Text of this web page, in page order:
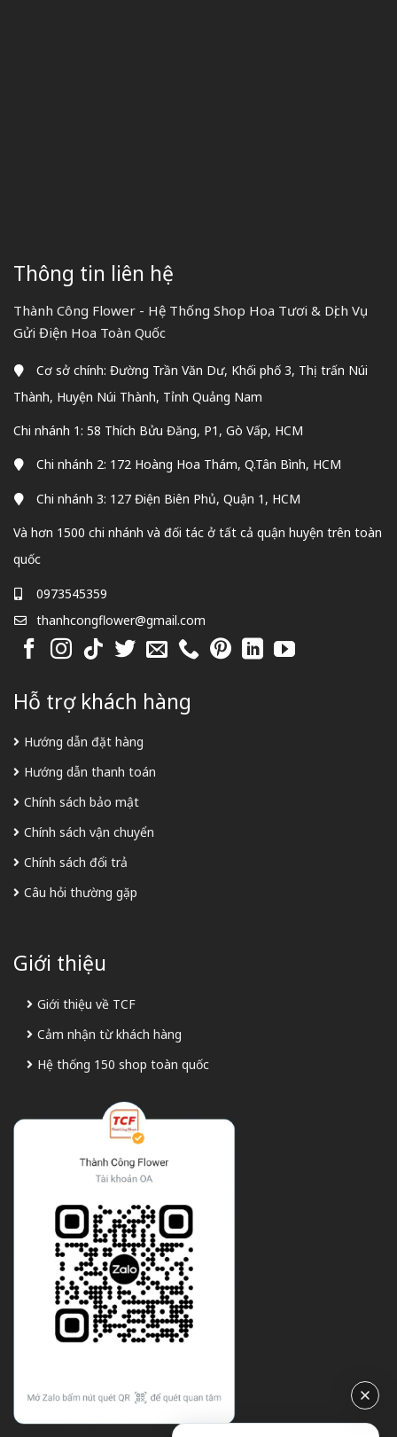
Thông tin liên hệ
Thành Công Flower - Hệ Thống Shop Hoa Tươi & Dịch Vụ
Gửi Điện Hoa Toàn Quốc
Cơ sở chính: Đường Trần Văn Dư, Khối phố 3, Thị trấn Núi
Thành, Huyện Núi Thành, Tỉnh Quảng Nam
Chi nhánh 1: 58 Thích Bửu Đăng, P1, Gò Vấp, HCM
Chi nhánh 2: 172 Hoàng Hoa Thám, Q.Tân Bình, HCM
Chi nhánh 3: 127 Điện Biên Phủ, Quận 1, HCM
Và hơn 1500 chi nhánh và đối tác ở tất cả quận huyện trên toàn
quốc
0973545359
thanhcongflower@gmail.com
Hỗ trợ khách hàng
Hướng dẫn đặt hàng
Hướng dẫn thanh toán
Chính sách bảo mật
Chính sách vận chuyển
Chính sách đổi trả
Câu hỏi thường gặp
Giới thiệu
Giới thiệu về TCF
Cảm nhận từ khách hàng
Hệ thống 150 shop toàn quốc